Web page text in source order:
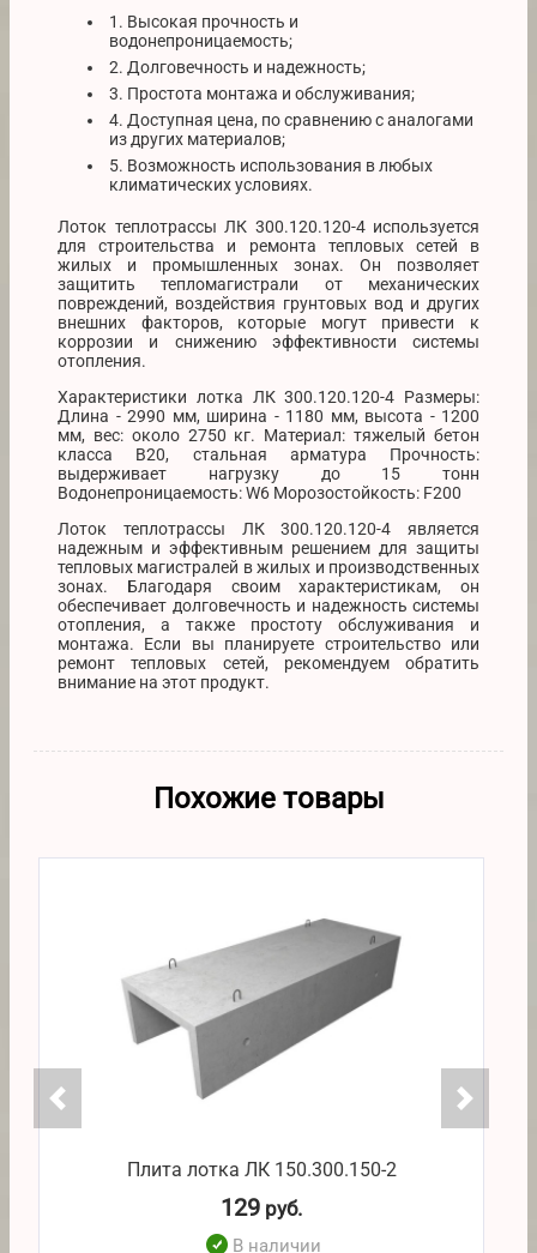
1. Высокая прочность и
водонепроницаемость;
2. Долговечность и надежность;
3. Простота монтажа и обслуживания;
4. Доступная цена, по сравнению с аналогами
из других материалов;
5. Возможность использования в любых
климатических условиях.
Лоток теплотрассы ЛК 300.120.120-4 используется
для строительства и ремонта тепловых сетей в
жилых и промышленных зонах. Он позволяет
защитить тепломагистрали от механических
повреждений, воздействия грунтовых вод и других
внешних факторов, которые могут привести к
коррозии и снижению эффективности системы
отопления.
Характеристики лотка ЛК 300.120.120-4 Размеры:
Длина - 2990 мм, ширина - 1180 мм, высота - 1200
мм, вес: около 2750 кг. Материал: тяжелый бетон
класса В20, стальная арматура Прочность:
выдерживает нагрузку до 15 тонн
Водонепроницаемость: W6 Морозостойкость: F200
Лоток теплотрассы ЛК 300.120.120-4 является
надежным и эффективным решением для защиты
тепловых магистралей в жилых и производственных
зонах. Благодаря своим характеристикам, он
обеспечивает долговечность и надежность системы
отопления, а также простоту обслуживания и
монтажа. Если вы планируете строительство или
ремонт тепловых сетей, рекомендуем обратить
внимание на этот продукт.
Похожие товары
Плита лотка ЛК 150.300.150-2
129 руб.
В наличии